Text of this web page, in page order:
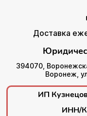
Доставка
394070,
Воронеж,
ИП
ИНН/